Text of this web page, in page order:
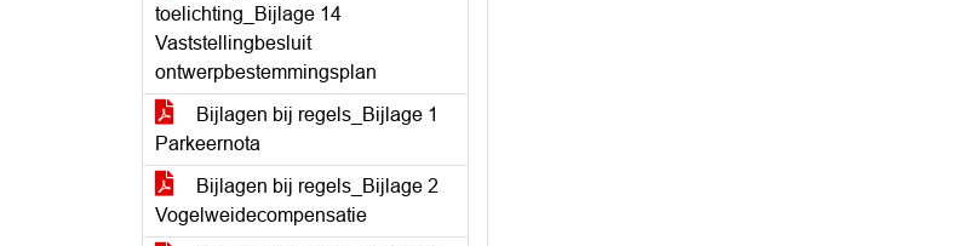
toelichting_Bijlage 14
Vaststellingbesluit
ontwerpbestemmingsplan
Bijlagen bij regels_Bijlage 1
Parkeernota
Bijlagen bij regels_Bijlage 2
Vogelweidecompensatie